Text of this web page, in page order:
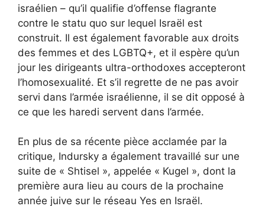
israélien – qu’il qualifie d’offense flagrante
contre le statu quo sur lequel Israël est
construit. Il est également favorable aux droits
des femmes et des LGBTQ+, et il espère qu’un
jour les dirigeants ultra-orthodoxes accepteront
l’homosexualité. Et s’il regrette de ne pas avoir
servi dans l’armée israélienne, il se dit opposé à
ce que les haredi servent dans l’armée.
En plus de sa récente pièce acclamée par la
critique, Indursky a également travaillé sur une
suite de « Shtisel », appelée « Kugel », dont la
première aura lieu au cours de la prochaine
année juive sur le réseau Yes en Israël.